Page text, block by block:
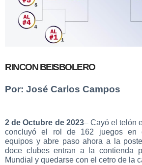
RINCON BEISBOLERO
Por: José Carlos Campos
2 de Octubre de 2023– Cayó el telón
concluyó el rol de 162 juegos en
equipos y abre paso ahora a la
doce clubes entran a la contienda
Mundial y quedarse con el cetro de la